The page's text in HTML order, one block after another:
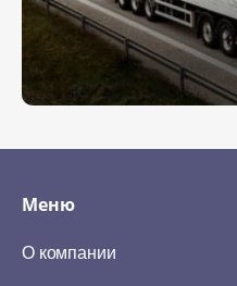
Меню
О компании